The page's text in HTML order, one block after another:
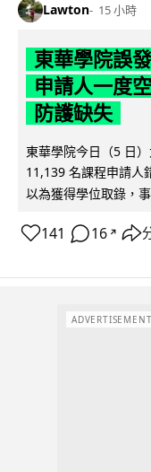
Lawton 15 小時
東華學院誤
申請人一度
防護缺失
東華學院今日（5 日
11,139 名課程申請人
以為獲得學位取錄，
141 16 ↗
ADVERTISEMENT